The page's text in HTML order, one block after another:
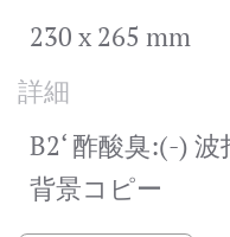
230 x 265 mm
詳細
B2‘ 酢酸臭:(-)
背景コピー